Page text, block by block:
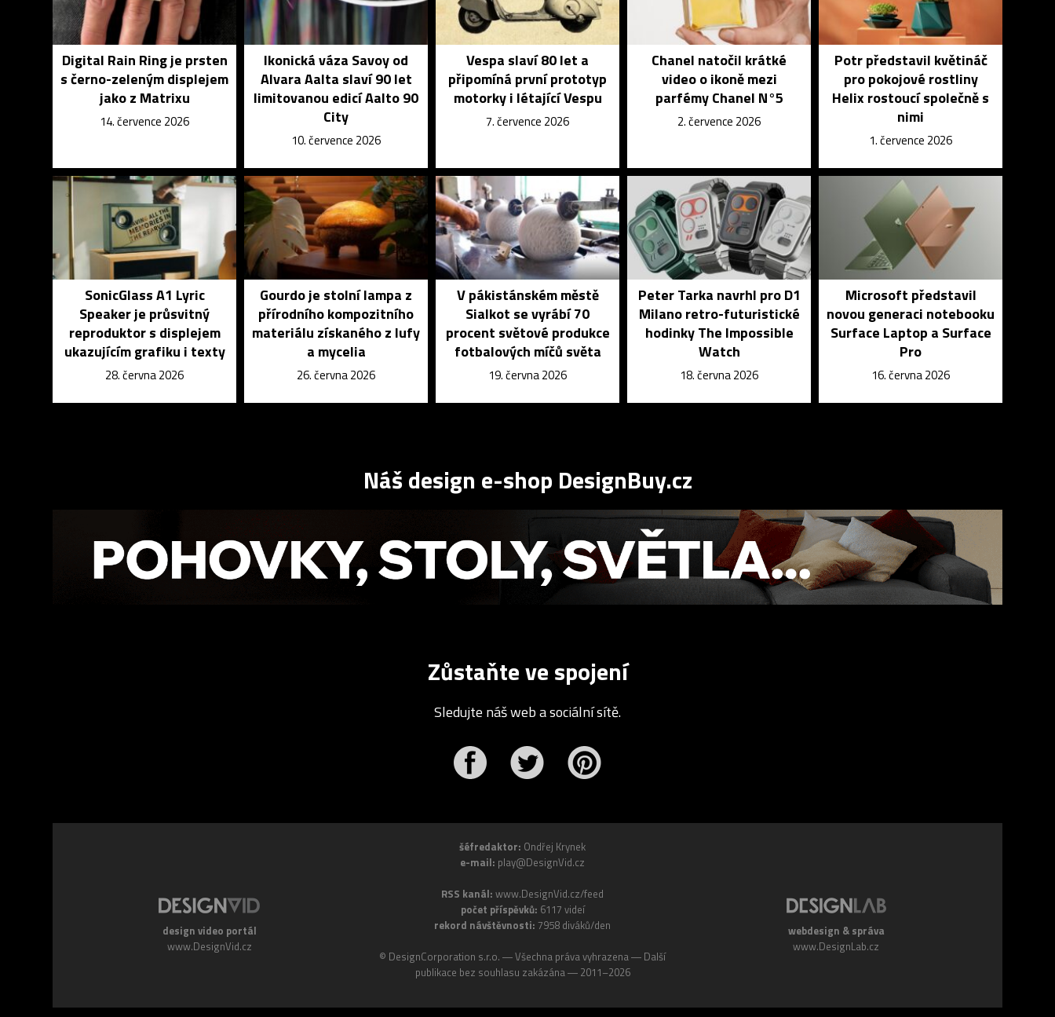
Digital Rain Ring je prsten
s černo-zeleným displejem
jako z Matrixu
14. července 2026
Ikonická váza Savoy od
Alvara Aalta slaví 90 let
limitovanou edicí Aalto 90
City
10. července 2026
Vespa slaví 80 let a
připomíná první prototyp
motorky i létající Vespu
7. července 2026
Chanel natočil krátké
video o ikoně mezi
parfémy Chanel N°5
2. července 2026
Potr představil květináč
pro pokojové rostliny
Helix rostoucí společně s
nimi
1. července 2026
SonicGlass A1 Lyric
Speaker je průsvitný
reproduktor s displejem
ukazujícím grafiku i texty
28. června 2026
Gourdo je stolní lampa z
přírodního kompozitního
materiálu získaného z lufy
a mycelia
26. června 2026
V pákistánském městě
Sialkot se vyrábí 70
procent světové produkce
fotbalových míčů světa
19. června 2026
Peter Tarka navrhl pro D1
Milano retro-futuristické
hodinky The Impossible
Watch
18. června 2026
Microsoft představil
novou generaci notebooku
Surface Laptop a Surface
Pro
16. června 2026
Náš design e-shop DesignBuy.cz
Zůstaňte ve spojení
Sledujte náš web a sociální sítě.
design video portál
www.DesignVid.cz
šéfredaktor: Ondřej Krynek
e-mail: play@DesignVid.cz
RSS kanál: www.DesignVid.cz/feed
počet příspěvků: 6117 videí
rekord návštěvnosti: 7958 diváků/den
© DesignCorporation s.r.o. ― Všechna práva vyhrazena ― Další
publikace bez souhlasu zakázána ― 2011–2026
webdesign & správa
www.DesignLab.cz